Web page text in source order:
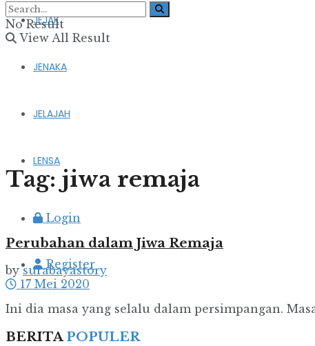
JEJAK
JENAKA
JELAJAH
LENSA
Login
Register
No Result
View All Result
Tag: jiwa remaja
Perubahan dalam Jiwa Remaja
by surabayastory
17 Mei 2020
Ini dia masa yang selalu dalam persimpangan.
BERITAPOPULER